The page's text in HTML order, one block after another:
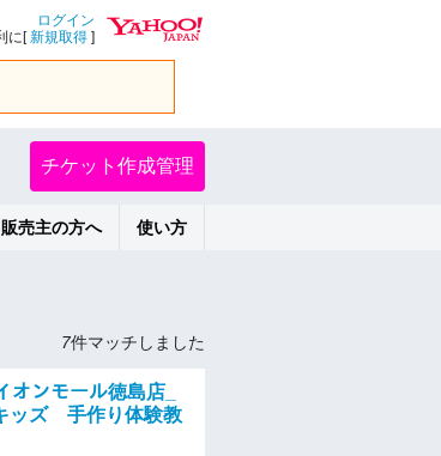
ログイン
に[新規取得 ]
チケット作成管理
売主の方へ 使い方
7件マッチしました
オンモール徳島店_
ッズ 手作り体験教